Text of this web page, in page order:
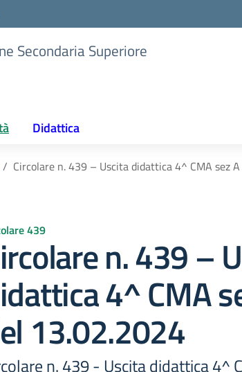
Secondaria Superiore
Didattica
Circolare n. 439 – Uscita didattica 4^ CMA sez
439
n. 439 –
4^ CMA
13.02.2024
n. 439 - Uscita didattica 4^